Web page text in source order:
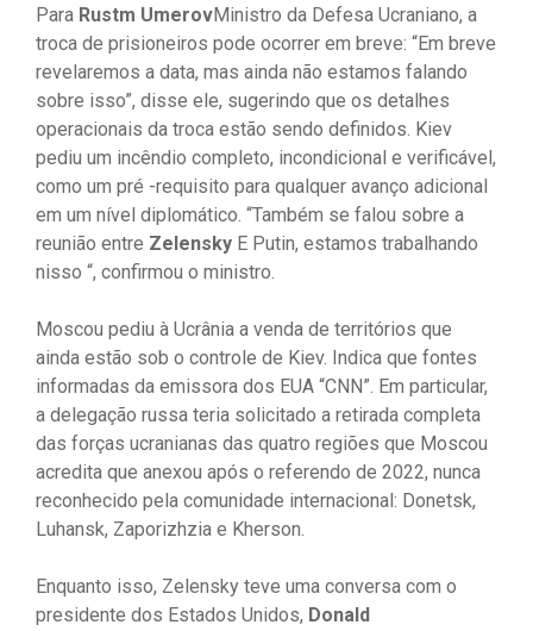
Para Rustm UmerovMinistro da Defesa Ucraniano, a
troca de prisioneiros pode ocorrer em breve: “Em breve
revelaremos a data, mas ainda não estamos falando
sobre isso”, disse ele, sugerindo que os detalhes
operacionais da troca estão sendo definidos. Kiev
pediu um incêndio completo, incondicional e verificável,
como um pré -requisito para qualquer avanço adicional
em um nível diplomático. “Também se falou sobre a
reunião entre Zelensky E Putin, estamos trabalhando
nisso “, confirmou o ministro.
Moscou pediu à Ucrânia a venda de territórios que
ainda estão sob o controle de Kiev. Indica que fontes
informadas da emissora dos EUA “CNN”. Em particular,
a delegação russa teria solicitado a retirada completa
das forças ucranianas das quatro regiões que Moscou
acredita que anexou após o referendo de 2022, nunca
reconhecido pela comunidade internacional: Donetsk,
Luhansk, Zaporizhzia e Kherson.
Enquanto isso, Zelensky teve uma conversa com o
presidente dos Estados Unidos, Donald